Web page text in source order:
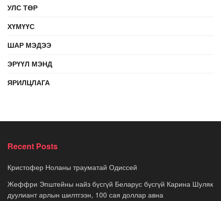
УЛС ТӨР
ХҮМҮҮС
ШАР МЭДЭЭ
ЭРҮҮЛ МЭНД
ЯРИЛЦЛАГА
Recent Posts
Кристофер Ноланы трауматай Одиссей
Жеффри Эпштейны найз бүсгүй Беларус бүсгүй Карина Шуляк
дуулиант арлын шилтгээн, 100 сая доллар авна